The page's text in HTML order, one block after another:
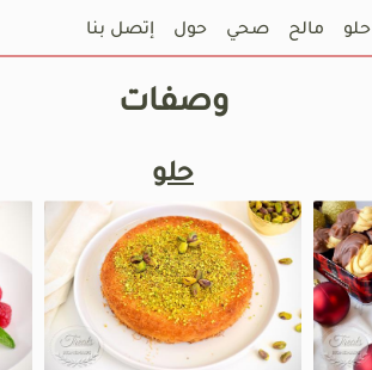
حلو مالح صحي حول إتصل بنا
وصفات
حلو